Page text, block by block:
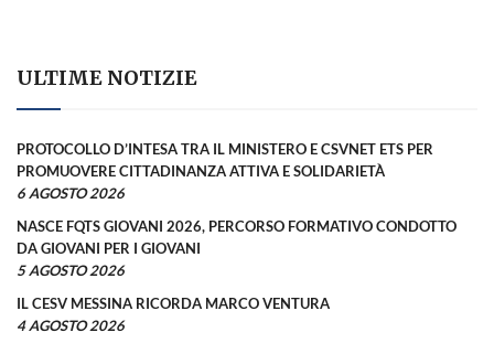
ULTIME NOTIZIE
PROTOCOLLO D’INTESA TRA IL MINISTERO E CSVNET ETS PER
PROMUOVERE CITTADINANZA ATTIVA E SOLIDARIETÀ
6 AGOSTO 2026
NASCE FQTS GIOVANI 2026, PERCORSO FORMATIVO CONDOTTO
DA GIOVANI PER I GIOVANI
5 AGOSTO 2026
IL CESV MESSINA RICORDA MARCO VENTURA
4 AGOSTO 2026